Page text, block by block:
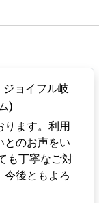
ョイフル岐
)
ります。利用
とのお声をい
も丁寧なご対
今後ともよろ